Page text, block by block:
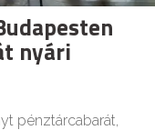
nyári
pénztárcabarát,